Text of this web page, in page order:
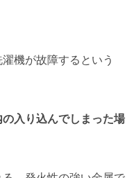
機が故障するという
入り込んでしまった場